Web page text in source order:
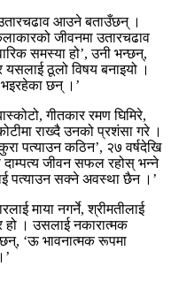
आउने बताउँछन् ।
जीवनमा उतारचढाव
समस्या हो’, उनी भन्छन्,
ठूलो विषय बनाइयो ।
छन् ।’
गीतकार रमण घिमिरे,
राख्दै उनको प्रशंसा गरे ।
पत्याउन कठिन’, २७ वर्षदेखि
दाम्पत्य जीवन सफल रहोस् भन्ने
पत्याउन सक्ने अवस्था छैन ।’
माया नगर्ने, श्रीमतीलाई
हो । उसलाई नकारात्मक
‘ऊ भावनात्मक रूपमा